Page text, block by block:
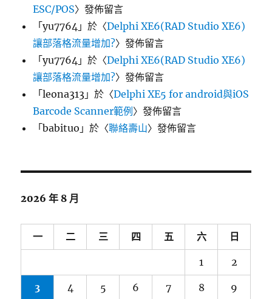
ESC/POS〉發佈留言
「yu7764 」於〈Delphi XE6(RAD Studio XE6)
讓部落格流量增加?〉發佈留言
「yu7764 」於〈Delphi XE6(RAD Studio XE6)
讓部落格流量增加?〉發佈留言
「leona313 」於〈Delphi XE5 for android與iOS
Barcode Scanner範例〉發佈留言
「babituo 」於〈聯絡壽山〉發佈留言
2026 年 8 月
一 二 三 四 五 六 日
1 2
3 4 5 6 7 8 9